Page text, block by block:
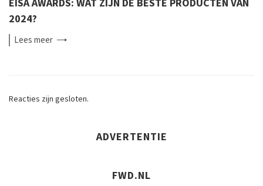
EISA AWARDS: WAT ZIJN DE BESTE PRODUCTEN VAN
2024?
Leesmeer
Reacties zijn gesloten.
ADVERTENTIE
FWD.NL